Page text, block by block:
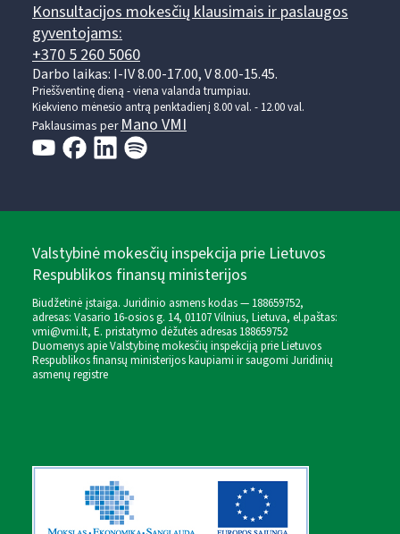
Konsultacijos mokesčių klausimais ir paslaugos
gyventojams:
+370 5 260 5060
Darbo laikas: I-IV 8.00-17.00, V 8.00-15.45.
Prieššventinę dieną - viena valanda trumpiau.
Kiekvieno mėnesio antrą penktadienį 8.00 val. - 12.00 val.
Paklausimas perMano VMI
Valstybinė mokesčių inspekcija prie Lietuvos
Respublikos finansų ministerijos
Biudžetinė įstaiga. Juridinio asmens kodas — 188659752,
adresas: Vasario 16-osios g. 14, 01107 Vilnius, Lietuva, el.paštas:
vmi@vmi.lt, E. pristatymo dėžutės adresas 188659752
Duomenys apie Valstybinę mokesčių inspekciją prie Lietuvos
Respublikos finansų ministerijos kaupiami ir saugomi Juridinių
asmenų registre